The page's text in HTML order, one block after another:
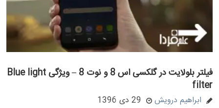
فیلتر بلولایت در گلکسی اس 8 و نوت 8 – ویژگی Blue light
filter
ابراهیم درویش 29 دی 1396